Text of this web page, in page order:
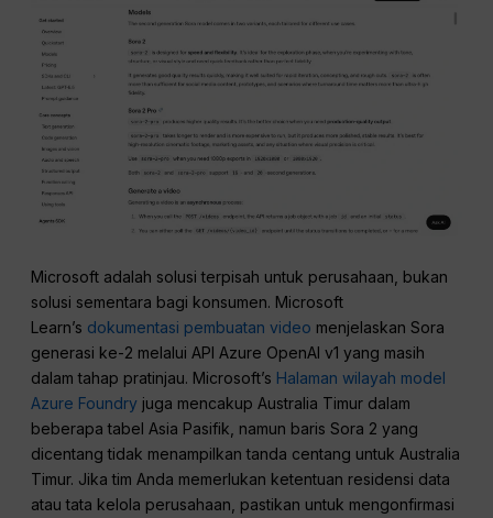
Microsoft adalah solusi terpisah untuk perusahaan, bukan
solusi sementara bagi konsumen. Microsoft
Learn’s dokumentasi pembuatan video menjelaskan Sora
generasi ke-2 melalui API Azure OpenAI v1 yang masih
dalam tahap pratinjau. Microsoft’s Halaman wilayah model
Azure Foundry juga mencakup Australia Timur dalam
beberapa tabel Asia Pasifik, namun baris Sora 2 yang
dicentang tidak menampilkan tanda centang untuk Australia
Timur. Jika tim Anda memerlukan ketentuan residensi data
atau tata kelola perusahaan, pastikan untuk mengonfirmasi